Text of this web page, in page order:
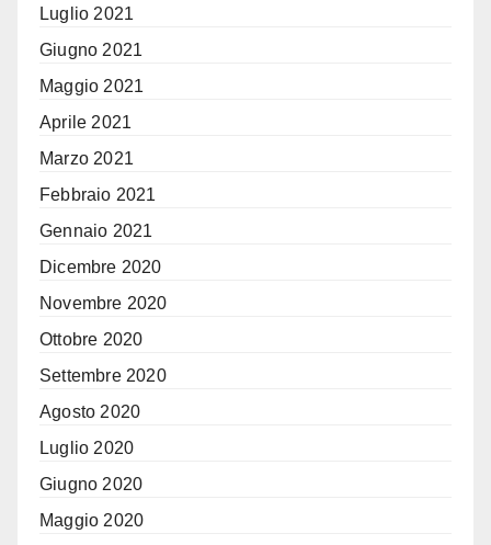
Luglio 2021
Giugno 2021
Maggio 2021
Aprile 2021
Marzo 2021
Febbraio 2021
Gennaio 2021
Dicembre 2020
Novembre 2020
Ottobre 2020
Settembre 2020
Agosto 2020
Luglio 2020
Giugno 2020
Maggio 2020